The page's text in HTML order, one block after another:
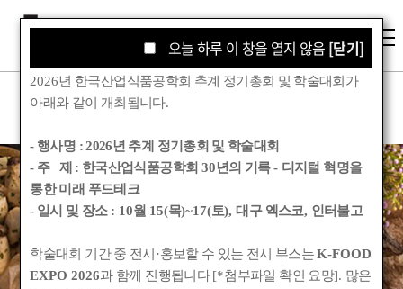
학회소식
Korean Society for Food Engineering
오늘 하루 이 창을 열지 않음 [닫기]
오늘 하루 이 창을 열지 않음 [닫기]
2026년 한국산업식품공학회 추계 정기총회 및 학술대회가
아래와 같이 개최됩니다.
- 행사명 :2026년 추계 정기총회 및 학술대회
- 주 제 : 한국산업식품공학회 30년의 기록- 디지털 혁명을
통한 미래 푸드테크
- 일시 및 장소 : 10월 15(목)~17(토),대구 엑스코, 인터불고
학술대회 기간 중 전시 ·홍보할 수 있는 전시 부스는K-FOOD
EXPO 2026과 함께 진행됩니다[*첨부파일 확인 요망]. 많은